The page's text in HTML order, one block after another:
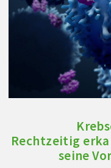
Rechtzeitig
seine